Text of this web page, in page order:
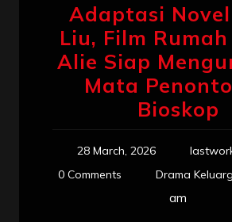
Adaptasi
Liu, Film
Alie Siap
Mata
Bioskop
28 March, 2026
0 Comments
Drama
am